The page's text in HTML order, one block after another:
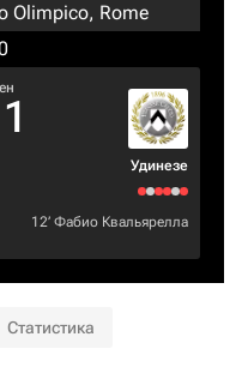
Olimpico, Rome
1
Удинезе
12‎’‎ Фабио Квальярелла
Статистика